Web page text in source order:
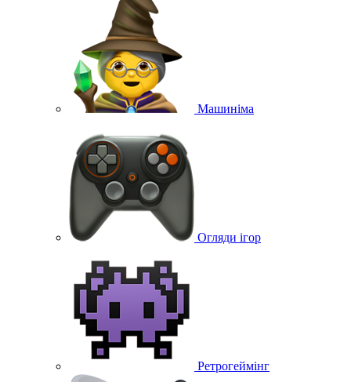
Машиніма
Огляди ігор
Ретрогеймінг